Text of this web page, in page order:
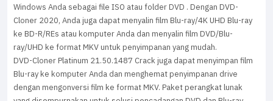
Windows Anda sebagai file ISO atau folder DVD . Dengan DVD-
Cloner 2020, Anda juga dapat menyalin film Blu-ray/4K UHD Blu-ray
ke BD-R/REs atau komputer Anda dan menyalin film DVD/Blu-
ray/UHD ke format MKV untuk penyimpanan yang mudah.
DVD-Cloner Platinum 21.50.1487 Crack juga dapat menyimpan film
Blu-ray ke komputer Anda dan menghemat penyimpanan drive
dengan mengonversi film ke format MKV. Paket perangkat lunak